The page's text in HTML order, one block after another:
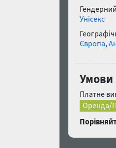
Унісекс
Європа,
Платне
Оренда/